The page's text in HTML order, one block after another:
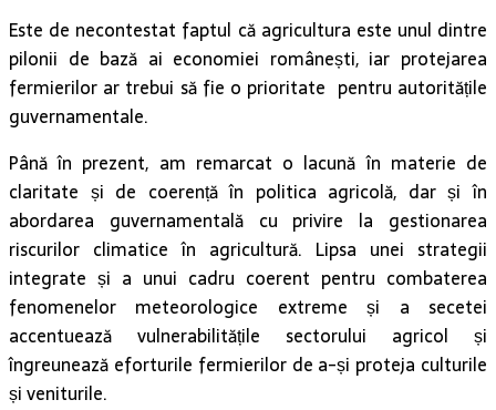
Este de necontestat faptul că agricultura este unul dintre
pilonii de bază ai economiei românești, iar protejarea
fermierilor ar trebui să fie o prioritate pentru autoritățile
guvernamentale.
Până în prezent, am remarcat o lacună în materie de
claritate și de coerență în politica agricolă, dar și în
abordarea guvernamentală cu privire la gestionarea
riscurilor climatice în agricultură. Lipsa unei strategii
integrate și a unui cadru coerent pentru combaterea
fenomenelor meteorologice extreme și a secetei
accentuează vulnerabilitățile sectorului agricol și
îngreunează eforturile fermierilor de a-și proteja culturile
și veniturile.